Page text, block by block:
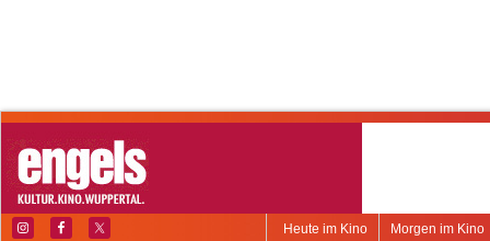
Morgen im Kino
Heute im Kino